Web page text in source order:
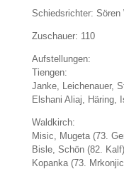
Schiedsrichter: Sören
Zuschauer: 110
Aufstellungen:
Tiengen:
Janke, Leichenauer,
Elshani Aliaj, Häring,
Waldkirch:
Misic, Mugeta (73.
Bisle, Schön (82.
Kopanka (73.